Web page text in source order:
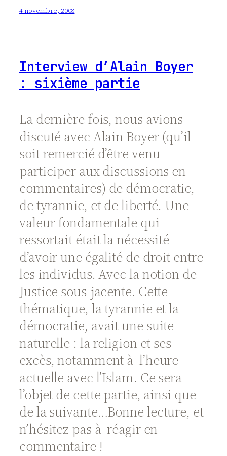
4 novembre, 2008
Interview d’Alain Boyer
: sixième partie
La dernière fois, nous avions
discuté avec Alain Boyer (qu’il
soit remercié d’être venu
participer aux discussions en
commentaires) de démocratie,
de tyrannie, et de liberté. Une
valeur fondamentale qui
ressortait était la nécessité
d’avoir une égalité de droit entre
les individus. Avec la notion de
Justice sous-jacente. Cette
thématique, la tyrannie et la
démocratie, avait une suite
naturelle : la religion et ses
excès, notamment à l’heure
actuelle avec l’Islam. Ce sera
l’objet de cette partie, ainsi que
de la suivante…Bonne lecture, et
n’hésitez pas à réagir en
commentaire !